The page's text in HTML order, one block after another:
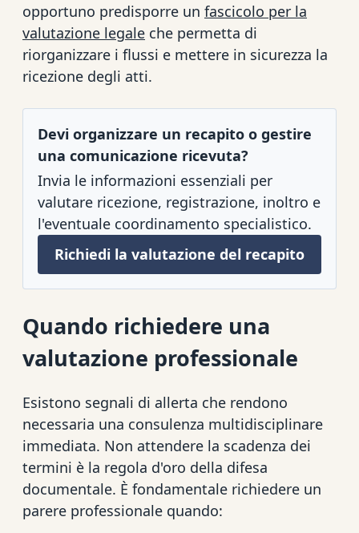
opportuno predisporre un fascicolo per la
valutazione legale che permetta di
riorganizzare i flussi e mettere in sicurezza la
ricezione degli atti.
Devi organizzare un recapito o gestire
una comunicazione ricevuta?
Invia le informazioni essenziali per
valutare ricezione, registrazione, inoltro e
l'eventuale coordinamento specialistico.
Richiedi la valutazione del recapito
Quando richiedere una
valutazione professionale
Esistono segnali di allerta che rendono
necessaria una consulenza multidisciplinare
immediata. Non attendere la scadenza dei
termini è la regola d'oro della difesa
documentale. È fondamentale richiedere un
parere professionale quando: